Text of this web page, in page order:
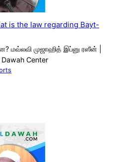
is the law regarding Bayt-
மவ்லவி முஜாஹித் இப்னு ரஸீன் |
Center